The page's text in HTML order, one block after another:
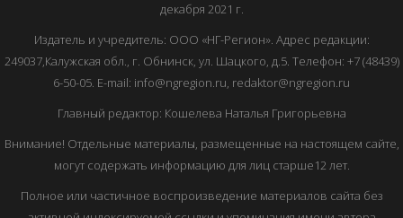
декабря 2021 г.
Издатель и учредитель: ООО «НГ-Регион». Адрес редакции:
249037,Калужская обл., г. Обнинск, ул. Шацкого, д.5. Телефон: +7 (48439)
6-50-05. E-mail: info@ngregion.ru, redaktor@ngregion.ru
Главный редактор: Кошелева Наталья Григорьевна
Внимание! Отдельные материалы, размещенные на настоящем сайте,
могут содержать информацию для лиц старше12 лет.
Полное или частичное воспроизведение материалов сайта без